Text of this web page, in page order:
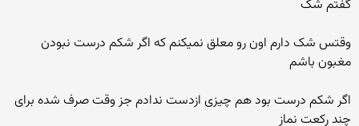
گفتم شک
وقتس شک دارم اون رو معلق نمیکنم که اگر شکم درست نبودن
مغبون باشم
اگر شکم درست بود هم چیزی ازدست ندادم جز وقت صرف شده برای
چند رکعت نماز